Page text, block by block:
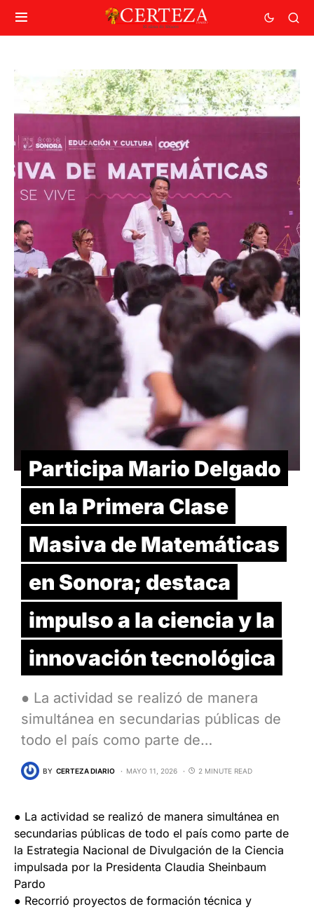
Participa Mario Delgado
en la Primera Clase
Masiva de Matemáticas
en Sonora; destaca
impulso a la ciencia y la
innovación tecnológica
● La actividad se realizó de manera
simultánea en secundarias públicas de
todo el país como parte de…
BY CERTEZA DIARIO MAYO 11, 2026 2 MINUTE READ
● La actividad se realizó de manera simultánea en
secundarias públicas de todo el país como parte de
la Estrategia Nacional de Divulgación de la Ciencia
impulsada por la Presidenta Claudia Sheinbaum
Pardo
● Recorrió proyectos de formación técnica y